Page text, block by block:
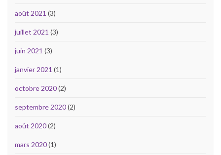
août 2021 (3)
juillet 2021 (3)
juin 2021 (3)
janvier 2021 (1)
octobre 2020(2)
septembre 2020(2)
août 2020(2)
mars 2020(1)